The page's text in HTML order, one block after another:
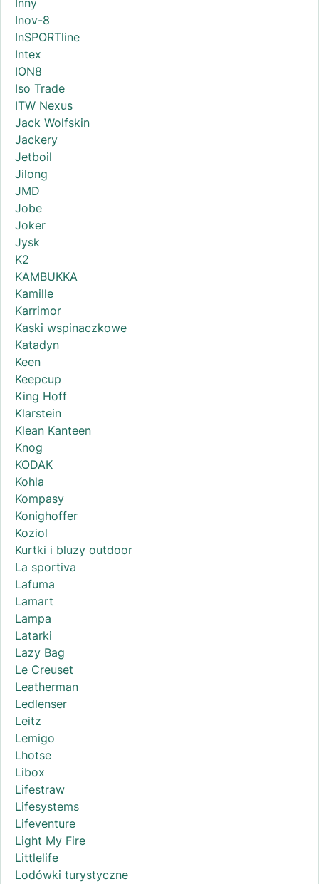
Inny
Inov-8
InSPORTline
Intex
ION8
Iso Trade
ITW Nexus
Jack Wolfskin
Jackery
Jetboil
Jilong
JMD
Jobe
Joker
Jysk
K2
KAMBUKKA
Kamille
Karrimor
Kaski wspinaczkowe
Katadyn
Keen
Keepcup
King Hoff
Klarstein
Klean Kanteen
Knog
KODAK
Kohla
Kompasy
Konighoffer
Koziol
Kurtki i bluzy outdoor
La sportiva
Lafuma
Lamart
Lampa
Latarki
Lazy Bag
Le Creuset
Leatherman
Ledlenser
Leitz
Lemigo
Lhotse
Libox
Lifestraw
Lifesystems
Lifeventure
Light My Fire
Littlelife
Lodówki turystyczne